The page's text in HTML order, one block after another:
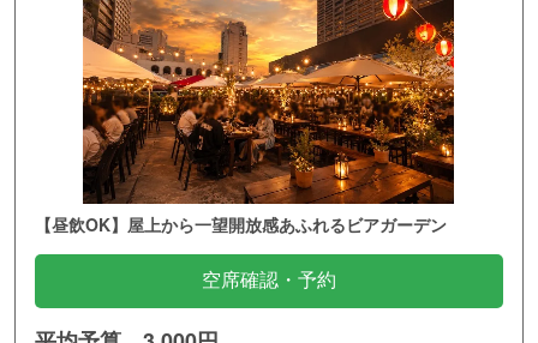
【昼飲OK】屋上から一望開放感あふれるビアガーデン
空席確認・予約